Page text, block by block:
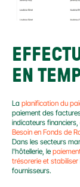
EN
La planification du
paiement des
indicateurs
Besoin en Fonds de
Dans les secteurs
l'hôtellerie, le
trésorerie et stabiliser
fournisseurs.